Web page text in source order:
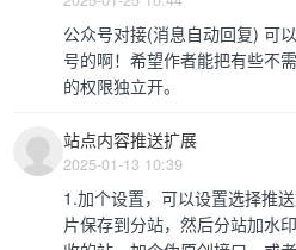
公众号对接(消息自动回复) 可
号的啊！希望作者能把有些不
的权限独立开。
站点内容推送扩展
2025-01-13 10:39
1.加个设置，可以设置选择推
片保存到分站，然后分站加水